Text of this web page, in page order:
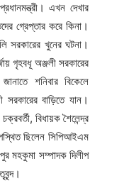
এখন দেখার
গ্রেপ্তার করে কিনা।
সরকারের খুনের ঘটনা।
গৃহবধূ অঞ্জলী সরকারের
শনিবার বিকেলে
সরকারের বাড়িতে যান।
বিধায়ক শৈলেন্দ্র
ছিলেন সিপিআইএম
মহকুমা সম্পাদক দিলীপ